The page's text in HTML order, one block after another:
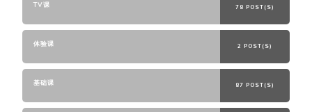
TV课 78 POST(S)
体验课 2 POST(S)
基础课 87 POST(S)